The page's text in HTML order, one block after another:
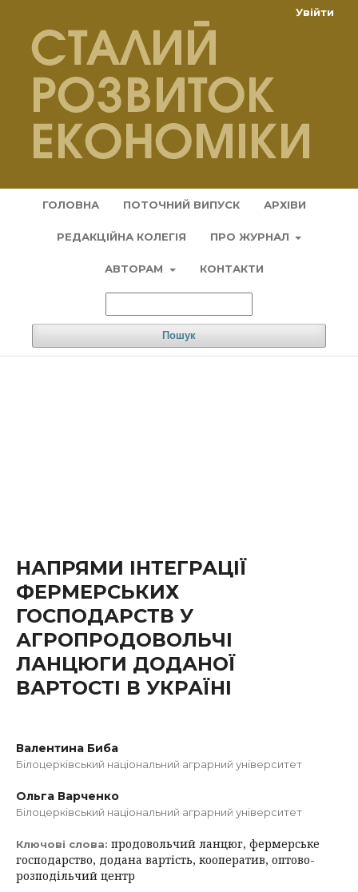
ГОЛОВНА ПОТОЧНИЙ ВИПУСК АРХІВИ
РЕДАКЦІЙНА КОЛЕГІЯ ПРО ЖУРНАЛ
АВТОРАМ КОНТАКТИ
Пошук
Увійти
НАПРЯМИ ІНТЕГРАЦІЇ
ФЕРМЕРСЬКИХ
ГОСПОДАРСТВ У
АГРОПРОДОВОЛЬЧІ
ЛАНЦЮГИ ДОДАНОЇ
ВАРТОСТІ В УКРАЇНІ
Валентина Биба
Білоцерківський національний аграрний університет
Ольга Варченко
Білоцерківський національний аграрний університет
Ключові слова: продовольчий ланцюг, фермерське
господарство, додана вартість, кооператив, оптово-
розподільчий центр